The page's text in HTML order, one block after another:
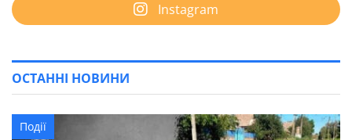
Instagram
ОСТАННІ НОВИНИ
Події